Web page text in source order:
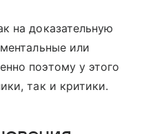
на доказательную
или
поэтому у этого
так и критики.